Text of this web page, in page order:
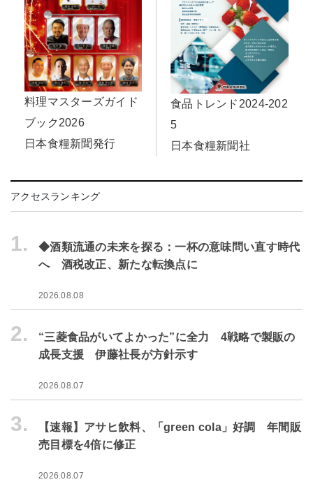
料理マスターズガイド
ブック2026
日本食糧新聞発行
食品トレンド2024-202
5
日本食糧新聞社
アクセスランキング
1.
◆酒類流通の未来を探る：一杯の意味問い直す時代
へ 酒税改正、新たな転換点に
2026.08.08
2.
“三菱食品がいてよかった”に全力 4戦略で製販の
成長支援 伊藤社長が方針示す
2026.08.07
3.
【速報】アサヒ飲料、「green cola」好調 年間販
売目標を4倍に修正
2026.08.07